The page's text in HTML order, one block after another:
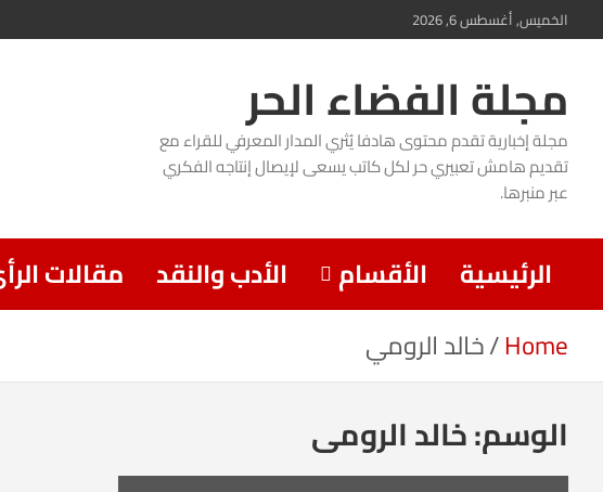
Skip
content
الخميس, أغسطس 6, 2026
مجلة الفضاء الحر
مجلة إخبارية تقدم محتوى هادفا يُثري المدار المعرفي للقراء مع
تقديم هامش تعبيري حر لكل كاتب يسعى لإيصال إنتاجه الفكري
عبر منبرها.
الرئيسية الأقسام الأدب والنقد مقالات
Home خالد الرومي
الوسم:خالد الرومي